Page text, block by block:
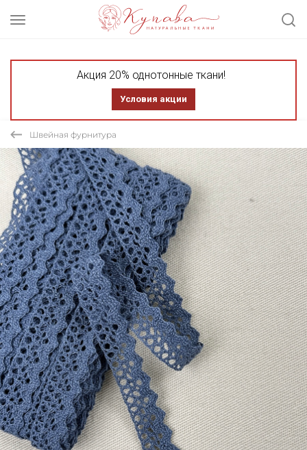
Акция 20% однотонные ткани!
Условия акции
Швейная фурнитура